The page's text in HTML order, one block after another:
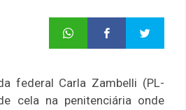
federal Carla Zambelli (PL-
cela na penitenciária onde